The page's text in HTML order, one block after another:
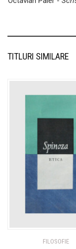
TITLURI SIMILARE
FILOSOFIE